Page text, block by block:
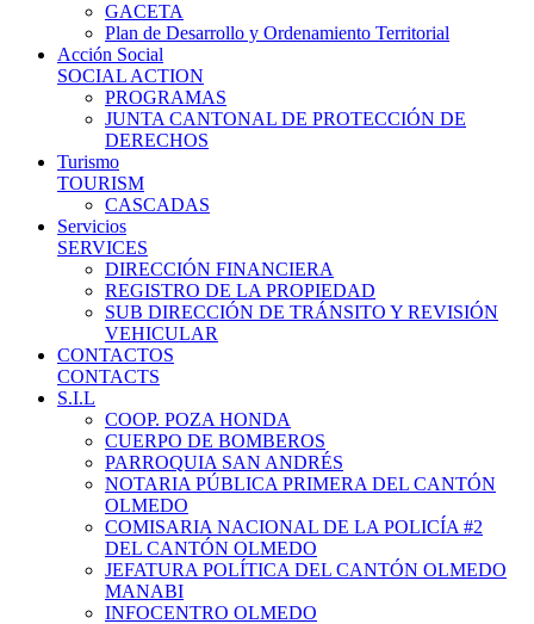
GACETA
Plan de Desarrollo y Ordenamiento Territorial
Acción Social
SOCIAL ACTION
PROGRAMAS
JUNTA CANTONAL DE PROTECCIÓN DE
DERECHOS
Turismo
TOURISM
CASCADAS
Servicios
SERVICES
DIRECCIÓN FINANCIERA
REGISTRO DE LA PROPIEDAD
SUB DIRECCIÓN DE TRÁNSITO Y REVISIÓN
VEHICULAR
CONTACTOS
CONTACTS
S.I.L
COOP. POZA HONDA
CUERPO DE BOMBEROS
PARROQUIA SAN ANDRÉS
NOTARIA PÚBLICA PRIMERA DEL CANTÓN
OLMEDO
COMISARIA NACIONAL DE LA POLICÍA #2
DEL CANTÓN OLMEDO
JEFATURA POLÍTICA DEL CANTÓN OLMEDO
MANABI
INFOCENTRO OLMEDO